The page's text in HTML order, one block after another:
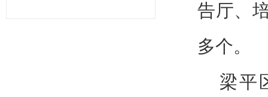
告厅、
多个。
梁平